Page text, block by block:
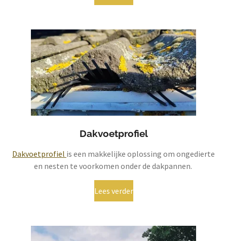
Dakvoetprofiel
Dakvoetprofiel is een makkelijke oplossing om ongedierte
en nesten te voorkomen onder de dakpannen.
Lees verder